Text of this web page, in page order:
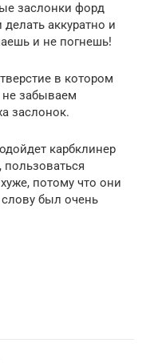
заслонки форд
аккуратно и
и не погнешь!
в котором
забываем
заслонок.
карбклинер
потому что они
был очень